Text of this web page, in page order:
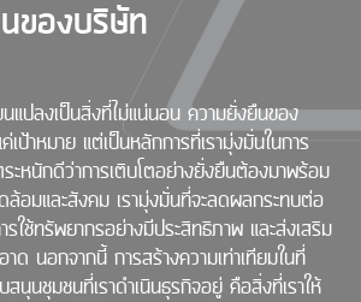
ของบริษัท
นแปลงเป็นสิ่งที่ไม่แน่นอน ความยั่งยืนของ
ค่เป้าหมาย แต่เป็นหลักการที่เรามุ่งมั่นในการ
ระหนักดีว่าการเติบโตอย่างยั่งยืนต้องมาพร้อม
ล้อมและสังคม เรามุ่งมั่นที่จะลดผลกระทบต่อ
ใช้ทรัพยากรอย่างมีประสิทธิภาพ และส่งเสริม
าด นอกจากนี้ การสร้างความเท่าเทียมในที่
สนุนชุมชนที่เราดำเนินธุรกิจอยู่ คือสิ่งที่เราให้